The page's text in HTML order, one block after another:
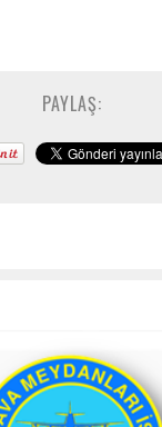
PAYLAŞ: